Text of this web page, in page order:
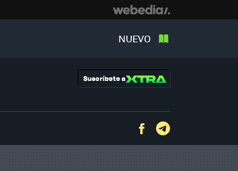
NUEVO
Suscríbete a
Facebook